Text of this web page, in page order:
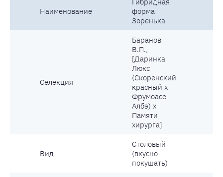
Наименование
Гибридная
форма
Зоренька
Селекция
Баранов
В.П.,
[Даринка
Люкс
(Скоренский
красный х
Фрумоасе
Албэ) х
Памяти
хирурга]
Вид
Столовый
(вкусно
покушать)